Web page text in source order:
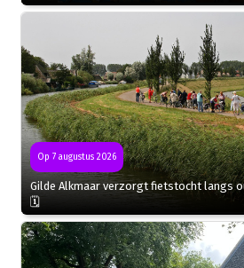
Op 7 augustus 2026
Gilde Alkmaar verzorgt fietstocht langs
🗓